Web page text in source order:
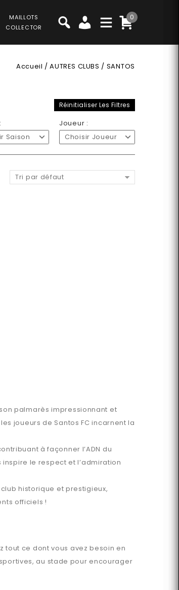
MAILLOTS
COLLECTOR
0
Accueil /AUTRES CLUBS / SANTOS
Réinitialiser Les Filtres
Saison
Joueur :
Choisir Joueur
Tri par défaut
palmarès impressionnant et
joueurs de Santos FC incarnent la
à façonner l’ADN du
le respect et l’admiration
historique et prestigieux,
officiels !
tout ce dont vous avez besoin en
au stade pour encourager